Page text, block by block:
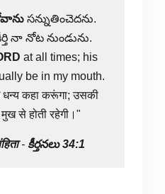
సన్నుతించెదను.
నా నోట నుండును.
at all times; his
be in my mouth.
धन्य कहा करूंगा; उसकी
मुख से होती रहेगी।"
- కీర్తనలు 34:1